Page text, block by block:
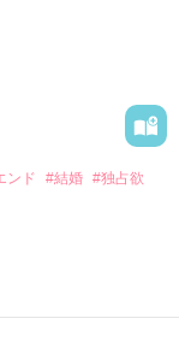
――。
美青年と再会。
らず、一族を離
だと評判な社長
美桜は、猫の世
ンド #結婚 #独占欲